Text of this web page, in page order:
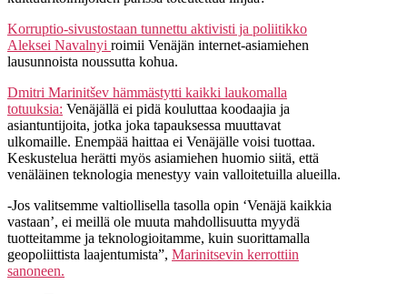
Korruptio-sivustostaan tunnettu aktivisti ja poliitikko
Aleksei Navalnyi roimii Venäjän internet-asiamiehen
lausunnoista noussutta kohua.
Dmitri Marinitšev hämmästytti kaikki laukomalla
totuuksia: Venäjällä ei pidä kouluttaa koodaajia ja
asiantuntijoita, jotka joka tapauksessa muuttavat
ulkomaille. Enempää haittaa ei Venäjälle voisi tuottaa.
Keskustelua herätti myös asiamiehen huomio siitä, että
venäläinen teknologia menestyy vain valloitetuilla alueilla.
-Jos valitsemme valtiollisella tasolla opin ‘Venäjä kaikkia
vastaan’, ei meillä ole muuta mahdollisuutta myydä
tuotteitamme ja teknologioitamme, kuin suorittamalla
geopoliittista laajentumista”, Marinitsevin kerrottiin
sanoneen.